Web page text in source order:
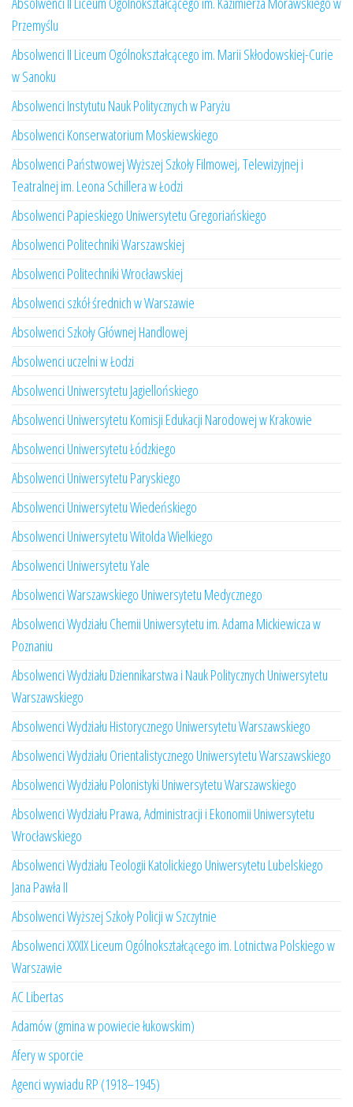
Przemyślu
Absolwenci II Liceum Ogólnokształcącego im. Marii Skłodowskiej-Curie
w Sanoku
Absolwenci Instytutu Nauk Politycznych w Paryżu
Absolwenci Konserwatorium Moskiewskiego
Absolwenci Państwowej Wyższej Szkoły Filmowej, Telewizyjnej i
Teatralnej im. Leona Schillera w Łodzi
Absolwenci Papieskiego Uniwersytetu Gregoriańskiego
Absolwenci Politechniki Warszawskiej
Absolwenci Politechniki Wrocławskiej
Absolwenci szkół średnich w Warszawie
Absolwenci Szkoły Głównej Handlowej
Absolwenci uczelni w Łodzi
Absolwenci Uniwersytetu Jagiellońskiego
Absolwenci Uniwersytetu Komisji Edukacji Narodowej w Krakowie
Absolwenci Uniwersytetu Łódzkiego
Absolwenci Uniwersytetu Paryskiego
Absolwenci Uniwersytetu Wiedeńskiego
Absolwenci Uniwersytetu Witolda Wielkiego
Absolwenci Uniwersytetu Yale
Absolwenci Warszawskiego Uniwersytetu Medycznego
Absolwenci Wydziału Chemii Uniwersytetu im. Adama Mickiewicza w
Poznaniu
Absolwenci Wydziału Dziennikarstwa i Nauk Politycznych Uniwersytetu
Warszawskiego
Absolwenci Wydziału Historycznego Uniwersytetu Warszawskiego
Absolwenci Wydziału Orientalistycznego Uniwersytetu Warszawskiego
Absolwenci Wydziału Polonistyki Uniwersytetu Warszawskiego
Absolwenci Wydziału Prawa, Administracji i Ekonomii Uniwersytetu
Wrocławskiego
Absolwenci Wydziału Teologii Katolickiego Uniwersytetu Lubelskiego
Jana Pawła II
Absolwenci Wyższej Szkoły Policji w Szczytnie
Absolwenci XXXIX Liceum Ogólnokształcącego im. Lotnictwa Polskiego w
Warszawie
AC Libertas
Adamów (gmina w powiecie łukowskim)
Afery w sporcie
Agenci wywiadu RP (1918–1945)